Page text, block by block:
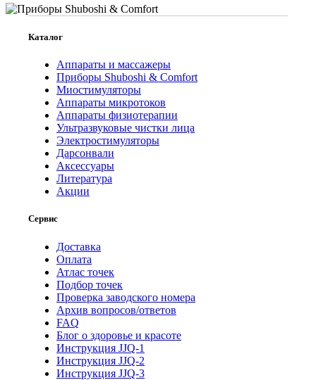
Каталог
Аппараты и массажеры
Приборы Shuboshi & Comfort
Миостимуляторы
Аппараты микротоков
Аппараты физиотерапии
Ультразвуковые чистки лица
Электростимуляторы
Дарсонвали
Аксессуары
Литература
Акции
Сервис
Доставка
Оплата
Атлас точек
Подбор точек
Проверка заводского номера
Архив вопросов/ответов
FAQ
Блог о здоровье и красоте
Инструкция JJQ-1
Инструкция JJQ-2
Инструкция JJQ-3